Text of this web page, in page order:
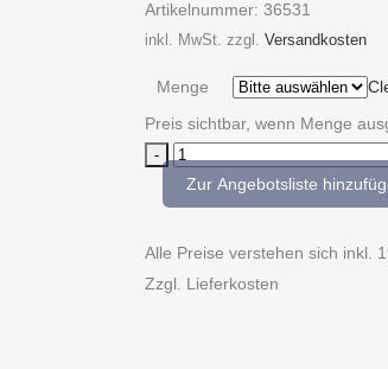
Artikelnummer: 36531
inkl. MwSt. zzgl. Versandkosten
Menge
Preis sichtbar, wenn Menge
winterfeld*
quantityZur Angebotsliste
Alle Preise verstehen sich inkl.
Zzgl. Lieferkosten